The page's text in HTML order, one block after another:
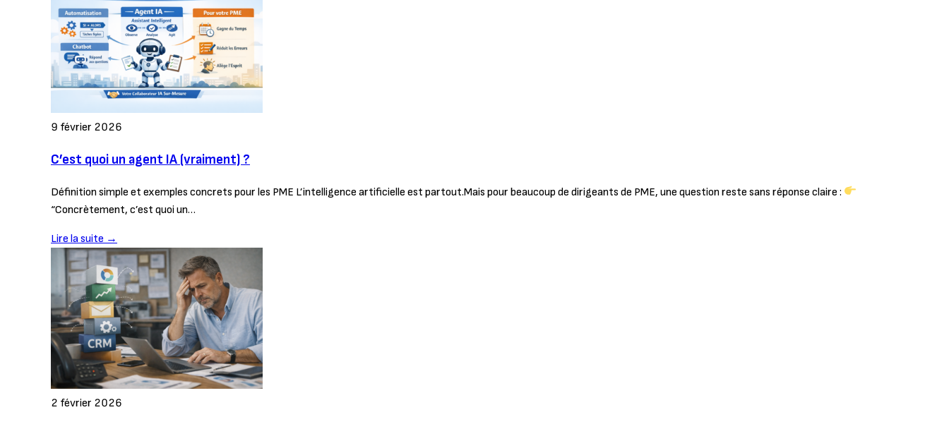
9 février 2026
C’est quoi un agent IA (vraiment) ?
Définition simple et exemples concrets pour les PME L’intelligence artificielle est partout.Mais pour beaucoup de dirigeants de PME, une question reste sans réponse claire :
“Concrètement, c’est quoi un…
Lire la suite →
2 février 2026